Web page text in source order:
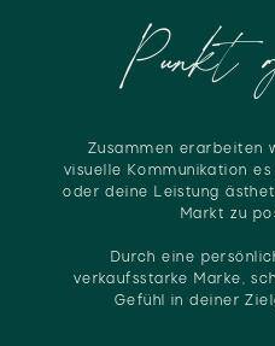
Punkt
Zusammen erarbeiten
visuelle Kommunikation
oder deine Leistung
Markt zu
Durch eine
verkaufsstarke Marke,
Gefühl in deiner